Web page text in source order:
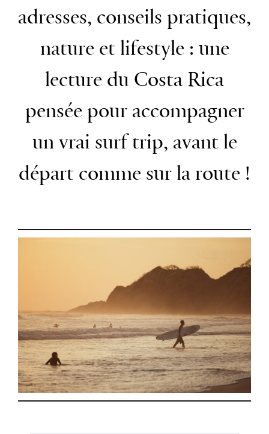
adresses, conseils pratiques,
nature et lifestyle : une
lecture du Costa Rica
pensée pour accompagner
un vrai surf trip, avant le
départ comme sur la route !